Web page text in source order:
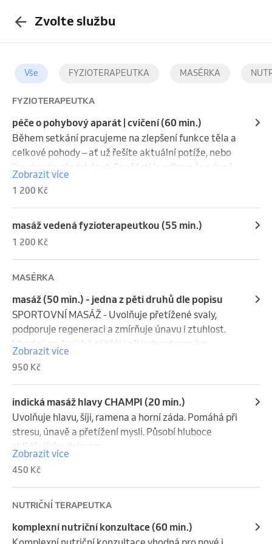
Zvolte službu
Vše FYZIOTERAPEUTKA MASÉRKA
FYZIOTERAPEUTKA
péče o pohybový aparát | cvičení (60 min.)
Během setkání pracujeme na zlepšení funkce těla a
celkové pohody – ať už řešíte aktuální potíže, nebo
jim chcete předcházet. Součástí je odborně vedené
cvičení přizpůsobené vašemu tělu a konkrétní
doporučení pro vaše každodenní fungování (držení
těla, ergonomie, vhodné cviky na doma). Podle
potřeby zařazujeme také uvolnění přetížených svalů
pomocí manuálních technik (např. masáž, tejpování),
přetížení nebo aktivně předcházet vzniku
chronických obtíží.
Zobrazit více
1 200 Kč
masáž vedená fyzioterapeutkou (55 min.)
1 200 Kč
MASÉRKA
masáž (50 min.) - jedna z pěti druhů dle popisu
SPORTOVNÍ MASÁŽ - Uvolňuje přetížené svaly,
podporuje regeneraci a zmírňuje únavu i ztuhlost.
Vhodná po fyzické zátěži i při jednostranném
přetížení. Přináší úlevu a lehkost v těle.
KLASICKÁ REKONDIČNÍ MASÁŽ - Celkově uvolňuje
tělo, odbourává svalové napětí a stres. Ideální při
sedavé práci a dlouhodobé ztuhlosti. Navozuje
hlubokou relaxaci a klid.
MADEROTERAPIE (TĚLO A OBLIČEJ) - Masáž
dřevěnými nástroji podporuje prokrvení, uvolnění
svalů a regeneraci. Vhodná při napětí, těžkých
nohách i pro péči o pokožku. Harmonizuje tělo a
zklidňuje.
ANTICELULITIDNÍ MASÁŽ - Podporuje prokrvení a
nohách a ztuhlosti problémových partií. Prováděna
Zobrazit více
950 Kč
indická masáž hlavy CHAMPI (20 min.)
Uvolňuje hlavu, šíji, ramena a horní záda. Pomáhá při
stresu, únavě a přetížení mysli. Působí hluboce
zklidňujícím dojmem.
(lze absolvovat samostatně, případně jako příjemné
rozšíření k 50minutové masáži)
Zobrazit více
450 Kč
NUTRIČNÍ TERAPEUTKA
komplexní nutriční konzultace (60 min.)